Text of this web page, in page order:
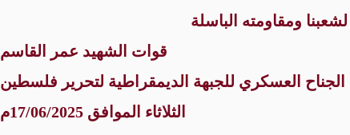
ومقاومته الباسلة
قوات الشهيد عمر القاسم
الجناح العسكري للجبهة الديمقراطية لتحرير فلسطين
الثلاثاء الموافق 17/06/2025م